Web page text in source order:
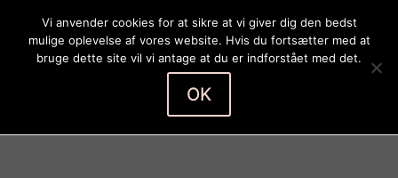
Vi anvender cookies for at sikre at vi giver dig den bedst
mulige oplevelse af vores website. Hvis du fortsætter med at
bruge dette site vil vi antage at du er indforstået med det.
OK